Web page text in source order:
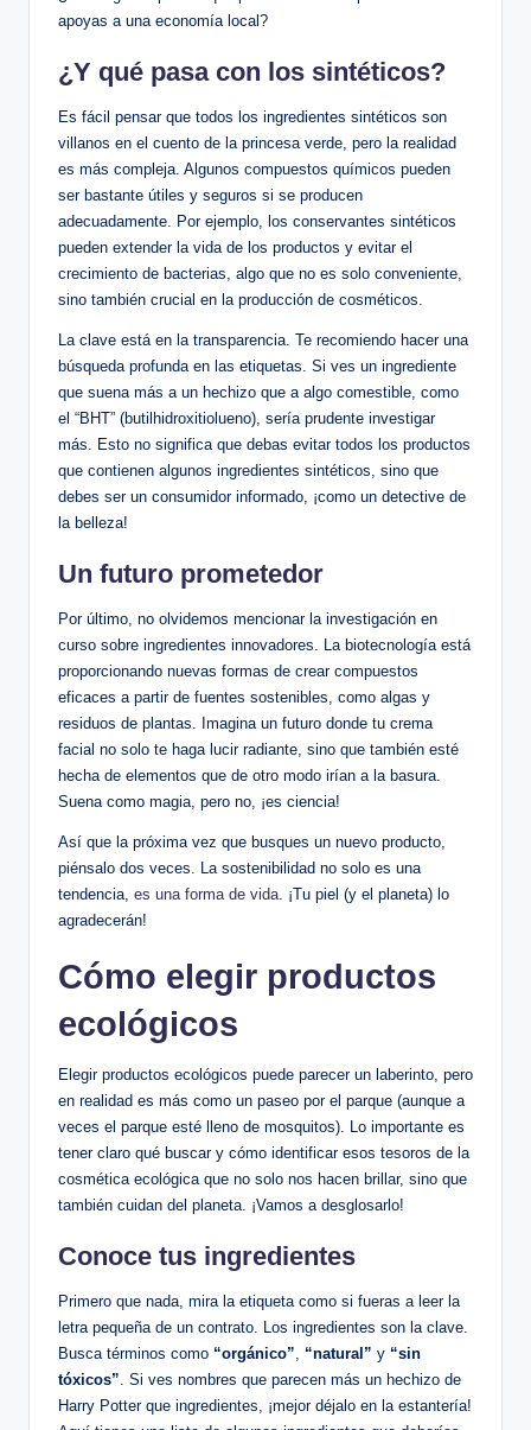
apoyas a una economía local?
¿Y qué pasa con los sintéticos?
Es fácil pensar que todos los ingredientes sintéticos son
villanos en el cuento de la princesa verde, pero la realidad
es más compleja. Algunos compuestos químicos pueden
ser bastante útiles y seguros si se producen
adecuadamente. Por ejemplo, los conservantes sintéticos
pueden extender la vida de los productos y evitar el
crecimiento de bacterias, algo que no es solo conveniente,
sino también crucial en la producción de cosméticos.
La clave está en la transparencia. Te recomiendo hacer una
búsqueda profunda en las etiquetas. Si ves un ingrediente
que suena más a un hechizo que a algo comestible, como
el “BHT” (butilhidroxitiolueno), sería prudente investigar
más. Esto no significa que debas evitar todos los productos
que contienen algunos ingredientes sintéticos, sino que
debes ser un consumidor informado, ¡como un detective de
la belleza!
Un futuro prometedor
Por último, no olvidemos mencionar la investigación en
curso sobre ingredientes innovadores. La biotecnología está
proporcionando nuevas formas de crear compuestos
eficaces a partir de fuentes sostenibles, como algas y
residuos de plantas. Imagina un futuro donde tu crema
facial no solo te haga lucir radiante, sino que también esté
hecha de elementos que de otro modo irían a la basura.
Suena como magia, pero no, ¡es ciencia!
Así que la próxima vez que busques un nuevo producto,
piénsalo dos veces. La sostenibilidad no solo es una
tendencia, es una forma de vida . ¡Tu piel (y el planeta) lo
agradecerán!
Cómo elegir productos
ecológicos
Elegir productos ecológicos puede parecer un laberinto, pero
en realidad es más como un paseo por el parque (aunque a
veces el parque esté lleno de mosquitos). Lo importante es
tener claro qué buscar y cómo identificar esos tesoros de la
cosmética ecológica que no solo nos hacen brillar, sino que
también cuidan del planeta. ¡Vamos a desglosarlo!
Conoce tus ingredientes
Primero que nada, mira la etiqueta como si fueras a leer la
letra pequeña de un contrato. Los ingredientes son la clave.
Busca términos como “orgánico” “natural” y “sin
tóxicos” . Si ves nombres que parecen más un hechizo de
Harry Potter que ingredientes, ¡mejor déjalo en la estantería!